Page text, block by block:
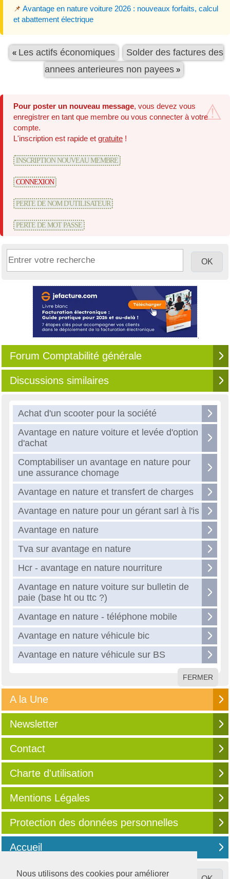
Nous utilisons des cookies pour améliorer
📌 Avantage en nature voiture 2026 : nouveaux forfaits, calcul
et abattement électrique
« Les actifs économiques
Solder des factures des
annees anterieures non payees»
Pour poster un nouveau message, vous devez vous
enregistrer en tant que membre ou vous connecter à votre
compte.
L'inscription est rapide et gratuite !
INSCRIPTION NOUVEAU MEMBRE
CONNEXION
PERTE DE NOM D'UTILISATEUR
PERTE DE MOT PASSE
Forum Comptabilité générale
Discussions similaires
Achat d'un scooter pour la société
Avantage en nature voiture et levée d'option
d'achat
Comptabiliser un avantage en nature pour
une assurance chomage
Avantage en nature et transfert de charges
Avantage en nature pour un gérant sarl à l'is
Avantage en nature
Tva sur avantage en nature
Hcr - avantage en nature nourriture
Avantage en nature voiture sur bulletin de
paie (base ht ou ttc ?)
Avantage en nature - téléphone mobile
Avantage en nature véhicule bic
Avantage en nature véhicule sur BS
FERMER
A la Une
Newsletter
Contact
Charte d'utilisation
Mentions Légales
Protection des données personnelles
Accueil